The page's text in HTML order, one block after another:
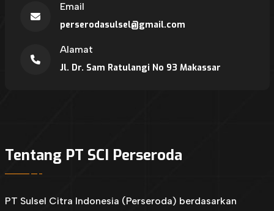
Email
perserodasulsel@gmail.com
Alamat
Jl. Dr. Sam Ratulangi No 93 Makassar
Tentang PT SCI Perseroda
PT Sulsel Citra Indonesia (Perseroda) berdasarkan